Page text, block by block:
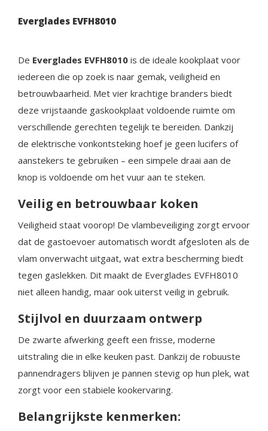
Everglades EVFH8010
De Everglades EVFH8010 is de ideale kookplaat voor
iedereen die op zoek is naar gemak, veiligheid en
betrouwbaarheid. Met vier krachtige branders biedt
deze vrijstaande gaskookplaat voldoende ruimte om
verschillende gerechten tegelijk te bereiden. Dankzij
de elektrische vonkontsteking hoef je geen lucifers of
aanstekers te gebruiken – een simpele draai aan de
knop is voldoende om het vuur aan te steken.
Veilig en betrouwbaar koken
Veiligheid staat voorop! De vlambeveiliging zorgt ervoor
dat de gastoevoer automatisch wordt afgesloten als de
vlam onverwacht uitgaat, wat extra bescherming biedt
tegen gaslekken. Dit maakt de Everglades EVFH8010
niet alleen handig, maar ook uiterst veilig in gebruik.
Stijlvol en duurzaam ontwerp
De zwarte afwerking geeft een frisse, moderne
uitstraling die in elke keuken past. Dankzij de robuuste
pannendragers blijven je pannen stevig op hun plek, wat
zorgt voor een stabiele kookervaring.
Belangrijkste kenmerken: